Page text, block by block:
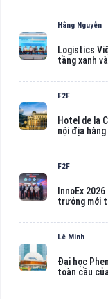
Hằng Nguyễn
Logistics
tầng xanh
F2F
Hotel de la
nội địa
F2F
InnoEx
trưởng mới
Lê Minh
Đại học
toàn cầu